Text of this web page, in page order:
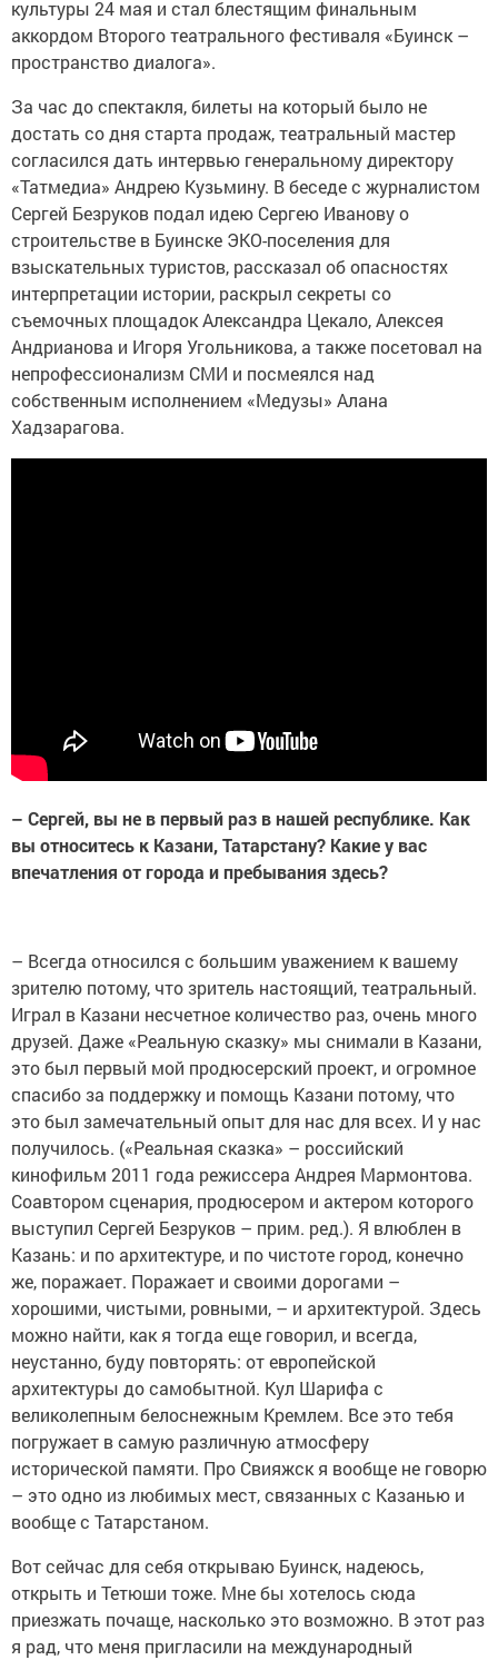
культуры 24 мая и стал блестящим финальным
аккордом Второго театрального фестиваля «Буинск –
пространство диалога».
За час до спектакля, билеты на который было не
достать со дня старта продаж, театральный мастер
согласился дать интервью генеральному директору
«Татмедиа» Андрею Кузьмину. В беседе с журналистом
Сергей Безруков подал идею Сергею Иванову о
строительстве в Буинске ЭКО-поселения для
взыскательных туристов, рассказал об опасностях
интерпретации истории, раскрыл секреты со
съемочных площадок Александра Цекало, Алексея
Андрианова и Игоря Угольникова, а также посетовал на
непрофессионализм СМИ и посмеялся над
собственным исполнением «Медузы» Алана
Хадзарагова.
– Сергей, вы не в первый раз в нашей республике. Как
вы относитесь к Казани, Татарстану? Какие у вас
впечатления от города и пребывания здесь?
– Всегда относился с большим уважением к вашему
зрителю потому, что зритель настоящий, театральный.
Играл в Казани несчетное количество раз, очень много
друзей. Даже «Реальную сказку» мы снимали в Казани,
это был первый мой продюсерский проект, и огромное
спасибо за поддержку и помощь Казани потому, что
это был замечательный опыт для нас для всех. И у нас
получилось. («Реальная сказка» – российский
кинофильм 2011 года режиссера Андрея Мармонтова.
Соавтором сценария, продюсером и актером которого
выступил Сергей Безруков – прим. ред.). Я влюблен в
Казань: и по архитектуре, и по чистоте город, конечно
же, поражает. Поражает и своими дорогами –
хорошими, чистыми, ровными, – и архитектурой. Здесь
можно найти, как я тогда еще говорил, и всегда,
неустанно, буду повторять: от европейской
архитектуры до самобытной. Кул Шарифа с
великолепным белоснежным Кремлем. Все это тебя
погружает в самую различную атмосферу
исторической памяти. Про Свияжск я вообще не говорю
– это одно из любимых мест, связанных с Казанью и
вообще с Татарстаном.
Вот сейчас для себя открываю Буинск, надеюсь,
открыть и Тетюши тоже. Мне бы хотелось сюда
приезжать почаще, насколько это возможно. В этот раз
я рад, что меня пригласили на международный